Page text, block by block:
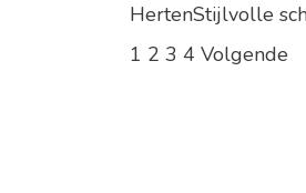
HertenStijlvolle
1 2 3 4 Volgende